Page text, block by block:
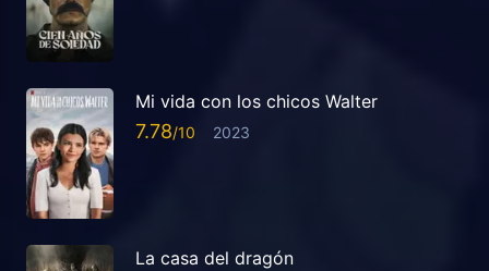
Mi vida con los chicos Walter
7.78 2023
La casa del dragón